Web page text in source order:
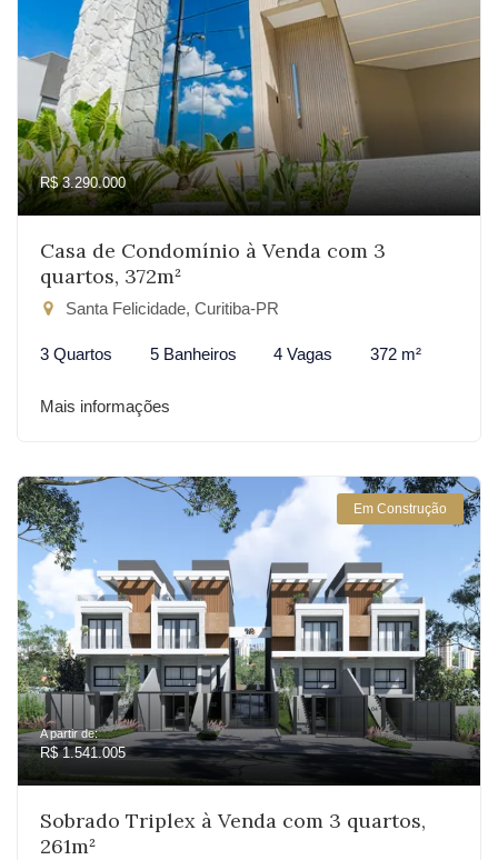
R$ 3.290.000
Casa de Condomínio à Venda com 3
quartos, 372m²
Santa Felicidade, Curitiba-PR
3 Quartos 5 Banheiros 4 Vagas 372 m²
Mais informações
Em Construção
A partir de:
R$ 1.541.005
Sobrado Triplex à Venda com 3 quartos,
261m²